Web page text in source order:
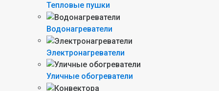
Тепловые пушки
Водонагреватели
Электронагреватели
Уличные обогреватели